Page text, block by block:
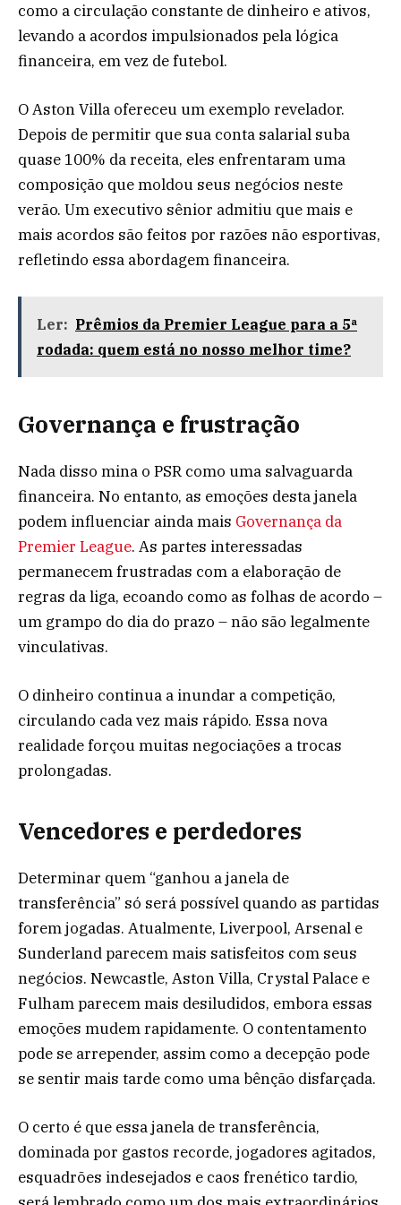
como a circulação constante de dinheiro e ativos,
levando a acordos impulsionados pela lógica
financeira, em vez de futebol.
O Aston Villa ofereceu um exemplo revelador.
Depois de permitir que sua conta salarial suba
quase 100% da receita, eles enfrentaram uma
composição que moldou seus negócios neste
verão. Um executivo sênior admitiu que mais e
mais acordos são feitos por razões não esportivas,
refletindo essa abordagem financeira.
Ler: Prêmios da Premier League para a 5ª
rodada: quem está no nosso melhor time?
Governança e frustração
Nada disso mina o PSR como uma salvaguarda
financeira. No entanto, as emoções desta janela
podem influenciar ainda mais Governança da
Premier League. As partes interessadas
permanecem frustradas com a elaboração de
regras da liga, ecoando como as folhas de acordo –
um grampo do dia do prazo – não são legalmente
vinculativas.
O dinheiro continua a inundar a competição,
circulando cada vez mais rápido. Essa nova
realidade forçou muitas negociações a trocas
prolongadas.
Vencedores e perdedores
Determinar quem “ganhou a janela de
transferência” só será possível quando as partidas
forem jogadas. Atualmente, Liverpool, Arsenal e
Sunderland parecem mais satisfeitos com seus
negócios. Newcastle, Aston Villa, Crystal Palace e
Fulham parecem mais desiludidos, embora essas
emoções mudem rapidamente. O contentamento
pode se arrepender, assim como a decepção pode
se sentir mais tarde como uma bênção disfarçada.
O certo é que essa janela de transferência,
dominada por gastos recorde, jogadores agitados,
esquadrões indesejados e caos frenético tardio,